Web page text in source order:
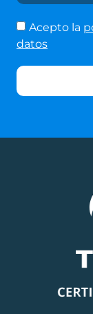
Acepto la
datos